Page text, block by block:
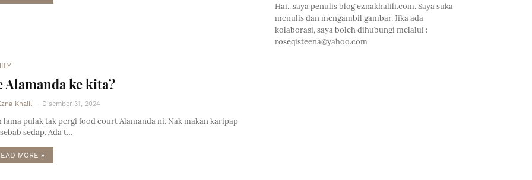
Alamanda ke kita?
Khalili - Disember 31, 2024
lama pulak tak pergi food court Alamanda ni. Nak makan karipap
sedap. Ada t…
MORE »
Hai...saya penulis blog eznakhalili.com. Saya suka
menulis dan mengambil gambar. Jika ada
kolaborasi, saya boleh dihubungi melalui :
roseqisteena@yahoo.com